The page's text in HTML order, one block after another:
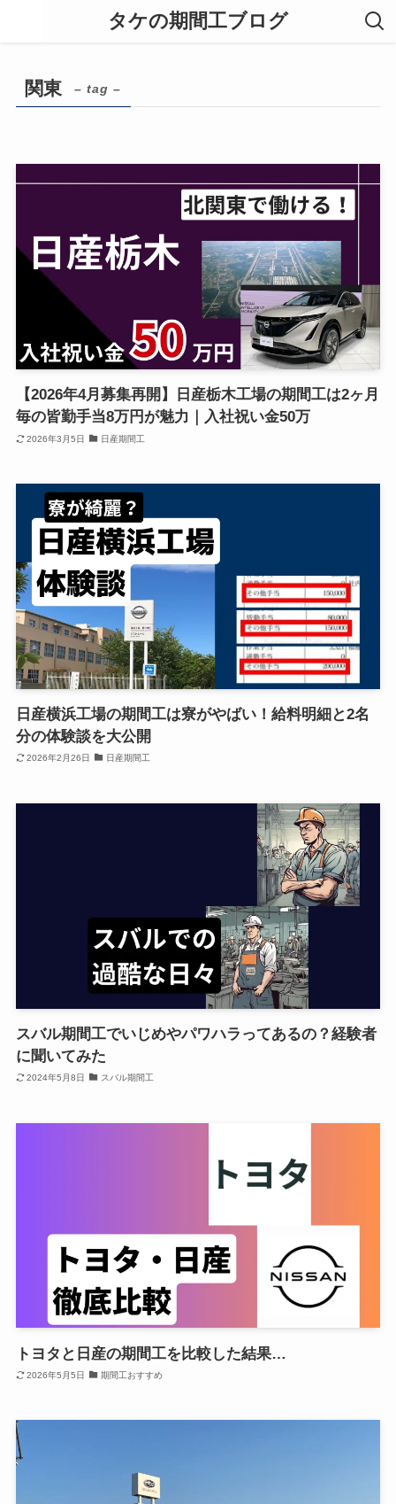
タケの期間工ブログ
関東 – tag –
【2026年4月募集再開】日産栃木工場の期間工は2ヶ月
毎の皆勤手当8万円が魅力｜入社祝い金50万
2026年3月5日 日産期間工
日産横浜工場の期間工は寮がやばい！給料明細と2名
分の体験談を大公開
2026年2月26日 日産期間工
スバル期間工でいじめやパワハラってあるの？経験者
に聞いてみた
2024年5月8日 スバル期間工
トヨタと日産の期間工を比較した結果…
2026年5月5日 期間工おすすめ